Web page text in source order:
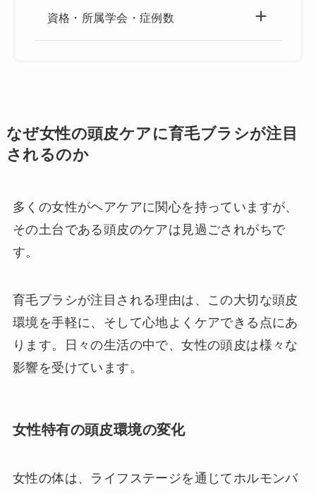
資格・所属学会・症例数
なぜ女性の頭皮ケアに育毛ブラシが注目
されるのか
多くの女性がヘアケアに関心を持っていますが、
その土台である頭皮のケアは見過ごされがちで
す。
育毛ブラシが注目される理由は、この大切な頭皮
環境を手軽に、そして心地よくケアできる点にあ
ります。日々の生活の中で、女性の頭皮は様々な
影響を受けています。
女性特有の頭皮環境の変化
女性の体は、ライフステージを通じてホルモンバ